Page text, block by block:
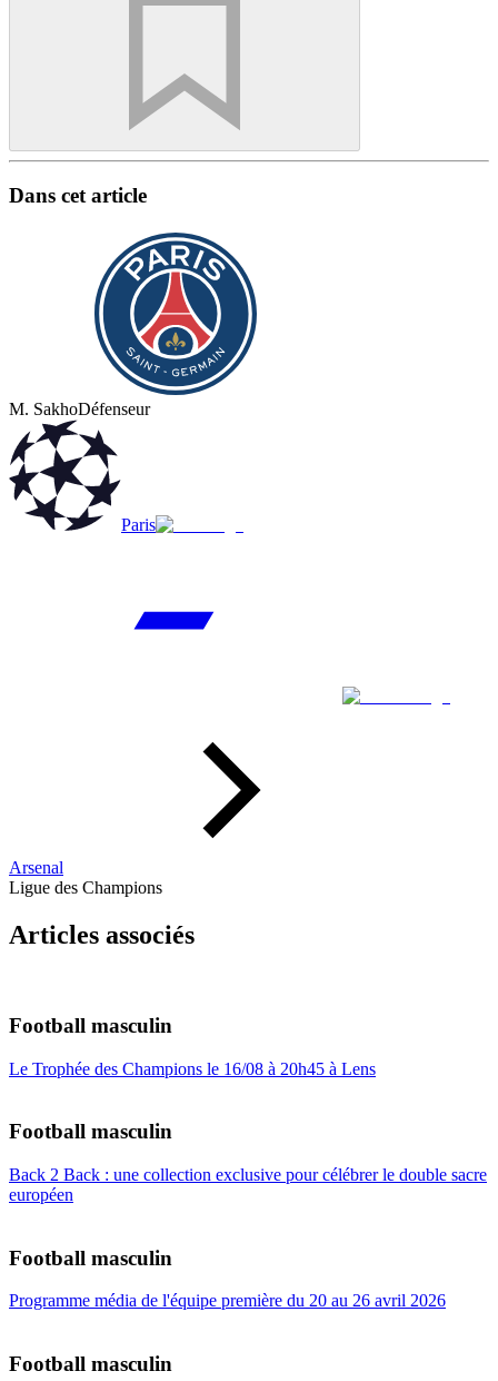
Dans cet article
M. SakhoDéfenseur
Paris
Arsenal
Ligue des Champions
Articles associés
Football masculin
Le Trophée des Champions le 16/08 à 20h45 à Lens
Football masculin
Back 2 Back : une collection exclusive pour célébrer le double sacre
européen
Football masculin
Programme média de l'équipe première du 20 au 26 avril 2026
Football masculin